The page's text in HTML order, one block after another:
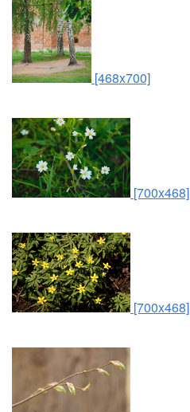
[468x700]
[700x468]
[700x468]